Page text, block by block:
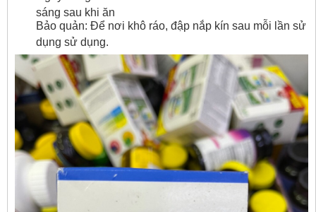
sáng sau khi ăn
Bảo quản: Để nơi khô ráo, đập nắp kín sau mỗi lần sử
dụng sử dụng.